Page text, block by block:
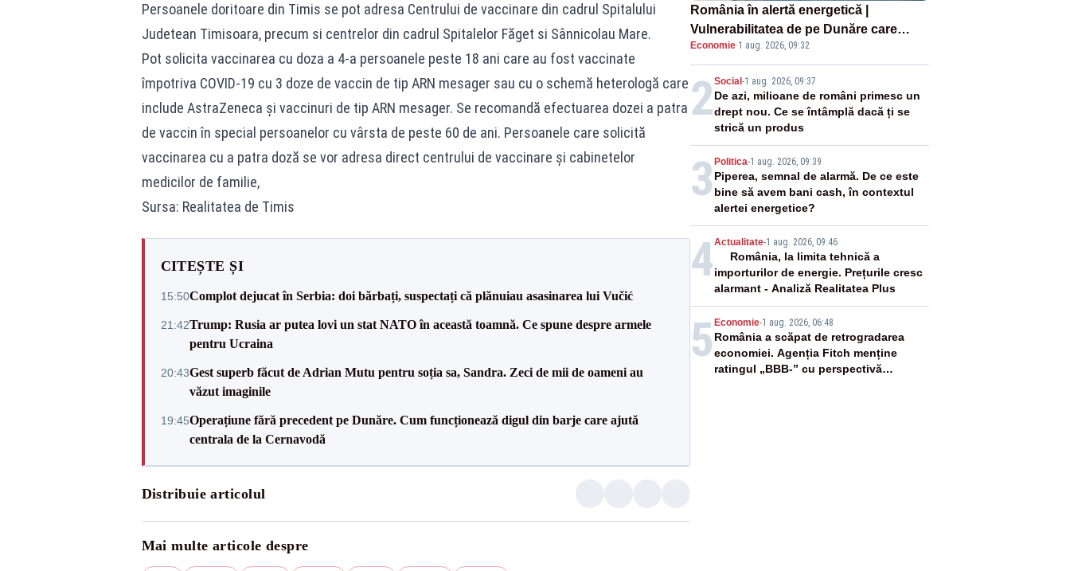
Persoanele doritoare din Timis se pot adresa Centrului de vaccinare din cadrul Spitalului
Judetean Timisoara, precum si centrelor din cadrul Spitalelor Făget si Sânnicolau Mare.
Pot solicita vaccinarea cu doza a 4-a persoanele peste 18 ani care au fost vaccinate
împotriva COVID-19 cu 3 doze de vaccin de tip ARN mesager sau cu o schemă heterologă care
include AstraZeneca și vaccinuri de tip ARN mesager. Se recomandă efectuarea dozei a patra
de vaccin în special persoanelor cu vârsta de peste 60 de ani. Persoanele care solicită
vaccinarea cu a patra doză se vor adresa direct centrului de vaccinare și cabinetelor
medicilor de familie,
Sursa: Realitatea de Timis
CITEȘTE ȘI
15:50Complot dejucat în Serbia: doi bărbați, suspectați că plănuiau asasinarea lui Vučić
21:42Trump: Rusia ar putea lovi un stat NATO în această toamnă. Ce spune despre armele
pentru Ucraina
20:43Gest superb făcut de Adrian Mutu pentru soția sa, Sandra. Zeci de mii de oameni au
văzut imaginile
19:45Operațiune fără precedent pe Dunăre. Cum funcționează digul din barje care ajută
centrala de la Cernavodă
Distribuie articolul
Mai multe articole despre
România în alertă energetică |
Vulnerabilitatea de pe Dunăre care
pune în pericol Centrala Cernavodă era
cunoscută de pe vremea lui Ceaușescu
Economie·1 aug. 2026, 09:32
2Social -1 aug. 2026, 09:37
De azi, milioane de români primesc un
drept nou. Ce se întâmplă dacă ți se
strică un produs
3 Politica-1 aug. 2026, 09:39
Piperea, semnal de alarmă. De ce este
bine să avem bani cash, în contextul
alertei energetice?
4Actualitate-1 aug. 2026, 09:46
România, la limita tehnică a
importurilor de energie. Prețurile cresc
alarmant - Analiză Realitatea Plus
5 Economie-1 aug. 2026, 06:48
România a scăpat de retrogradarea
economiei. Agenția Fitch menține
ratingul „BBB-” cu perspectivă